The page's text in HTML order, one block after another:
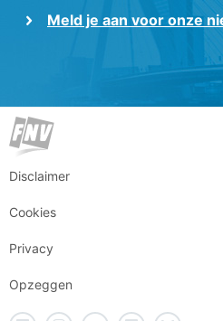
Meld je aan voor onze
Disclaimer
Cookies
Privacy
Opzeggen